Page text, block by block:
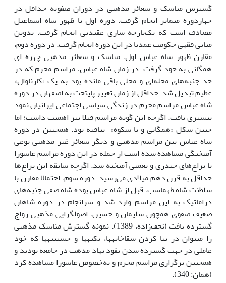
گسترش مناسک و شعائر مذهبی در دوران صفویه حداقل در
چهاردوره متمایز انجام گرفت. دوره اول با ظهور شاه اسماعیل
مصادف است که یک‌پارچه سازی عقیدتی انجام گرفت. تدوین
مبانی فقهی حکومت عمدتا در این دوره انجام گرفت. در دوره دوم،
مقارن ظهور شاه عباس اول، مناسک و شعائر مذهبی چهره ای
همگانی به خود گرفت. در زمان شاه عباس، مراسم محرم که در
حد جنبه‌های محله‌ای و محلی باقی مانده بود به یک «کارناوال»
عظیم تبدیل شد. حداقل از زمان تغییر پایتخت به اصفهان در دوره
شاه عباس مراسم محرم در زندگی سیاسی اجتماعی ایرانیان نمود
بیشتری یافت. اگرچه این گونه مراسم قبلا نیز اهمیت داشت؛ اما
چنین شکل «همگانی و با شکوه» نیافته بود. همچنین در دوره
شاه عباس بین مراسم مذهبی و دیگر شعائر غیر مذهبی نوعی
آمیختگی مشاهده شده است از جمله در این دوره مراسم عاشورا
با نزاع‌های حیدری و نعمتی آمیخته شد. اگرچه سابقه این نزاع‌ها
حداقل به قرن دهم میلادی می‌رسید. دوره سوم، احتمالا مقارن با
سلطنت شاه طهماسب، قبل از شاه عباس بوده شاه صفی جنبه‌های
دراماتیک به این مراسم وارد شد و سرانجام در دوره شاهان
ضعیف صفوی همچون سلیمان و حسین، اصولگرایی مذهبی رواج
گسترده یافت (نجف‌زاده، 1389). نمونه گسترش مناسک مذهبی
را می­توان در بنا کردن سقاخانه­ها، تکیه­ها و حسینیه­ها که خود
عاملی در جهت گسترده شدن نفوذ نهاد مذهب در جامعه بودند و
همچنین برگزاری مراسم محرم و به‌خصوص عاشورا مشاهده کرد
(همان: 340).